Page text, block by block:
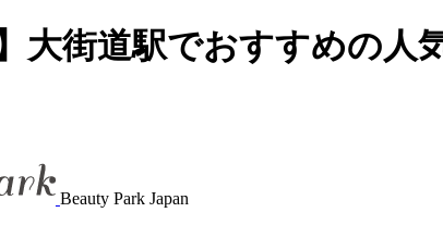
】大街道駅でおすすめの
Beauty Park Japan